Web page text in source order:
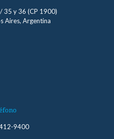
35 y 36 (CP 1900)
Aires, Argentina
9400